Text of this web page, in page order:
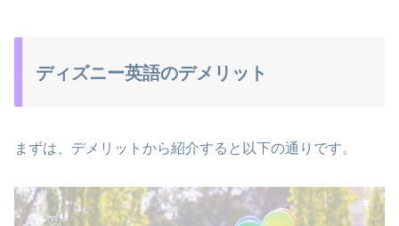
ディズニー英語のデメリット
まずは、デメリットから紹介すると以下の通りです。